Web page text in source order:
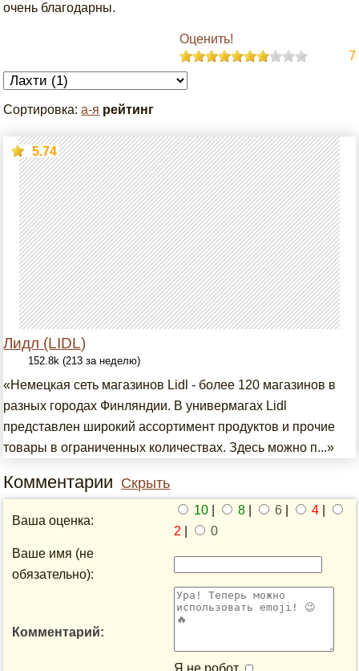
очень благодарны.
Оценить!
7
Сортировка:а-я рейтинг
Лидл (LIDL)
5.74
152.8k (213 за неделю)
«Немецкая сеть магазинов Lidl - более 120 магазинов в
разных городах Финляндии. В универмагах Lidl
представлен широкий ассортимент продуктов и прочие
товары в ограниченных количествах. Здесь можно п...»
Комментарии Скрыть
Ваша оценка:
10 8 6 4
2
0
Ваше имя (не
обязательно):
Комментарий:
Я не робот